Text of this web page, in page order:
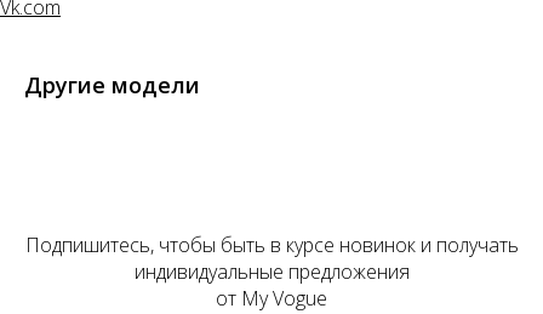
Vk.com
Другие модели
Подпишитесь, чтобы быть в курсе новинок и получать
индивидуальные предложения
от My Vogue